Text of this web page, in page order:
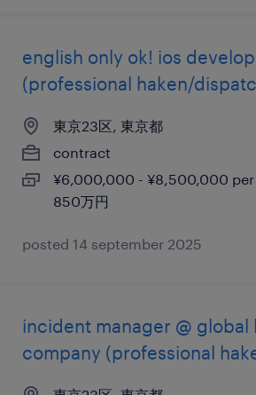
english only ok! ios
(professional haken/
東京23区, 東京都
contract
¥6,000,000 - ¥8,500,000 per
850万円
posted 14 september 2025
incident manager @ global
company (professional